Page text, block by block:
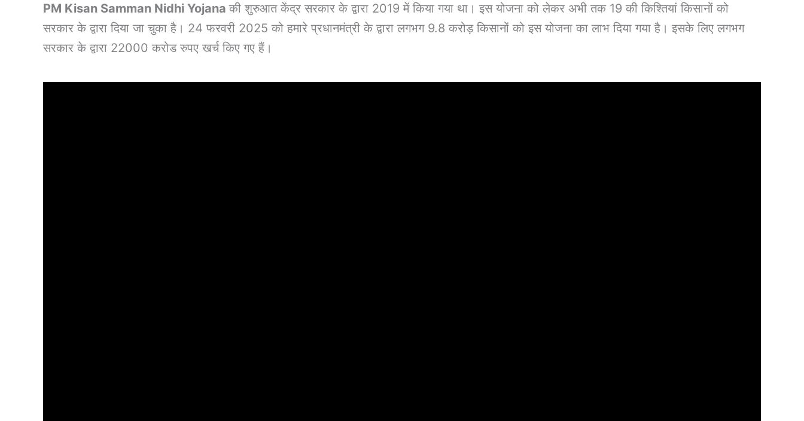
PM Kisan Samman Nidhi Yojanaकी शुरुआत केंद्र सरकार के द्वारा 2019 में किया गया था। इस योजना को लेकर अभी तक 19 की किश्तियां किसानों को
सरकार के द्वारा दिया जा चुका है। 24 फरवरी 2025 को हमारे प्रधानमंत्री के द्वारा लगभग 9.8 करोड़ किसानों को इस योजना का लाभ दिया गया है। इसके लिए लगभग
सरकार के द्वारा 22000 करोड रुपए खर्च किए गए हैं।